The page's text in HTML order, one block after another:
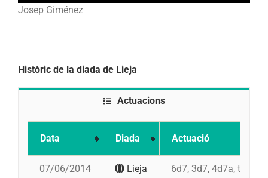
Josep Giménez
Històric de la diada de Lieja
Actuacions
Data Diada Actuació
07/06/2014 Lieja 6d7, 3d7, 4d7a, td7,